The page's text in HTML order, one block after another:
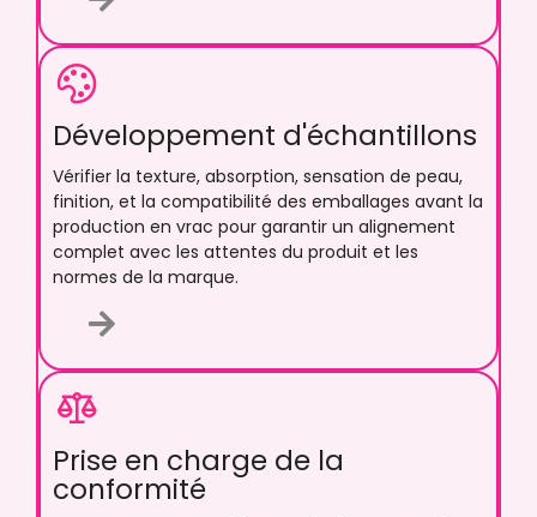
Développement d'échantillons
Vérifier la texture, absorption, sensation de peau,
finition, et la compatibilité des emballages avant la
production en vrac pour garantir un alignement
complet avec les attentes du produit et les
normes de la marque.
Prise en charge de la
conformité